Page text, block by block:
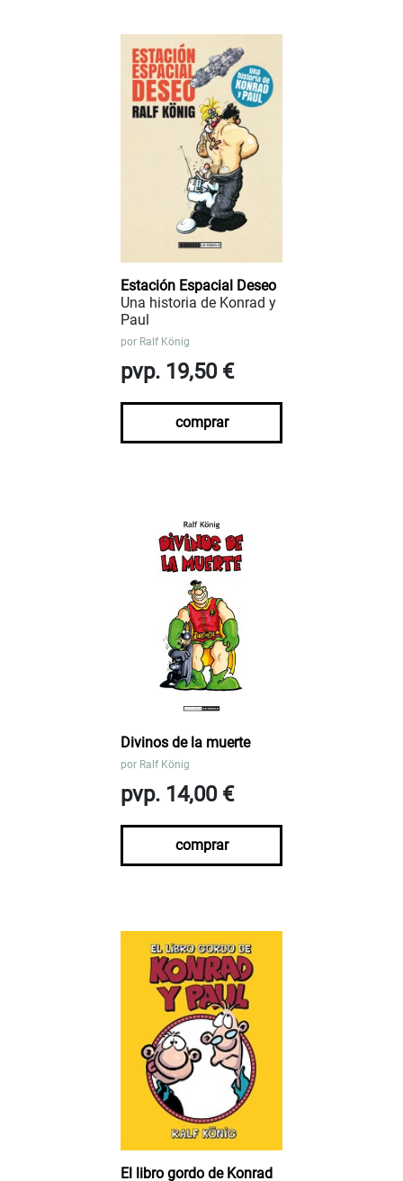
Estación Espacial Deseo
Una historia de Konrad y
Paul
por Ralf König
pvp. 19,50 €
comprar
Divinos de la muerte
por Ralf König
pvp. 14,00 €
comprar
El libro gordo de Konrad